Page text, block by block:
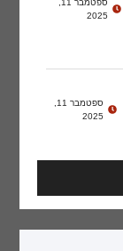
ספטמבר 11,
2025
ספטמבר 11,
2025